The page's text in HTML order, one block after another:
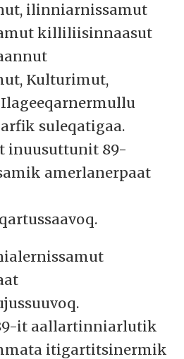
ilinniarnissamut
killiliisinnaasut
Kulturimut,
suleqatigaa.
inuusuttunit 89-
amerlanerpaat
it aallartinniarlutik
itigartitsinermik